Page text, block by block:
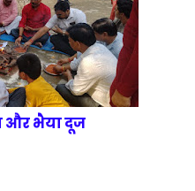
और भैया दूज